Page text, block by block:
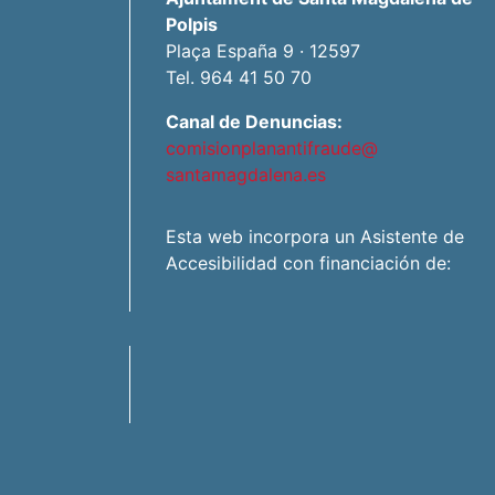
Polpis
Plaça España 9 · 12597
Tel. 964 41 50 70
Canal de Denuncias:
comisionplanantifraude@
santamagdalena.es
Esta web incorpora un Asistente de
Accesibilidad con financiación de: